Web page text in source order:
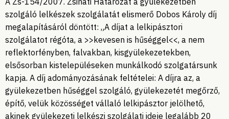
szolgáló lelkészek szolgálatát elismerő Dobos Károly díj
megalapításáról döntött: „A díjat a lelkipásztori
szolgálatot régóta, a >>kevesen is hűséggel<<, a nem
reflektorfényben, falvakban, kisgyülekezetekben,
elsősorban kistelepüléseken munkálkodó szolgatársunk
kapja. A díj adományozásának feltételei: A díjra az, a
gyülekezetben hűséggel szolgáló, gyülekezetét megőrző,
építő, velük közösséget vállaló lelkipásztor jelölhető,
akinek gyülekezeti lelkészi szolgálati ideje legalább 20